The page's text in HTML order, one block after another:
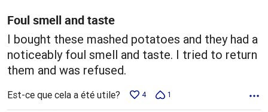
Foul smell and taste
I bought these mashed potatoes and they had a
noticeably foul smell and taste. I tried to return
them and was refused.
Est-ce que cela a été utile? 4 1